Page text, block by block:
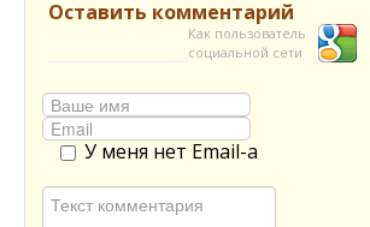
Оставить комментарий
Как пользователь
социальной сети
У меня нет Email-а